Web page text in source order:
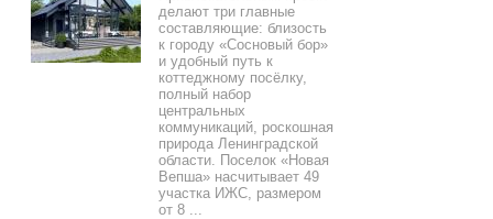
делают три главные
составляющие: близость
к городу «Сосновый бор»
и удобный путь к
коттеджному посёлку,
полный набор
центральных
коммуникаций, роскошная
природа Ленинградской
области. Поселок «Новая
Вепша» насчитывает 49
участка ИЖC, размером
от 8 ...